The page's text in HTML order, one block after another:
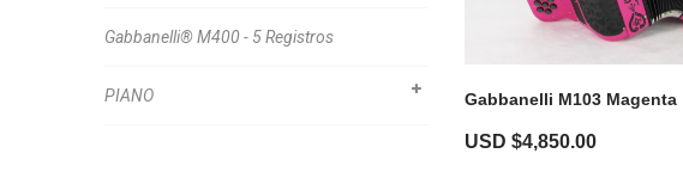
Gabbanelli® M400 - 5 Registros
PIANO Gabbanelli M103 Magenta
USD $4,850.00